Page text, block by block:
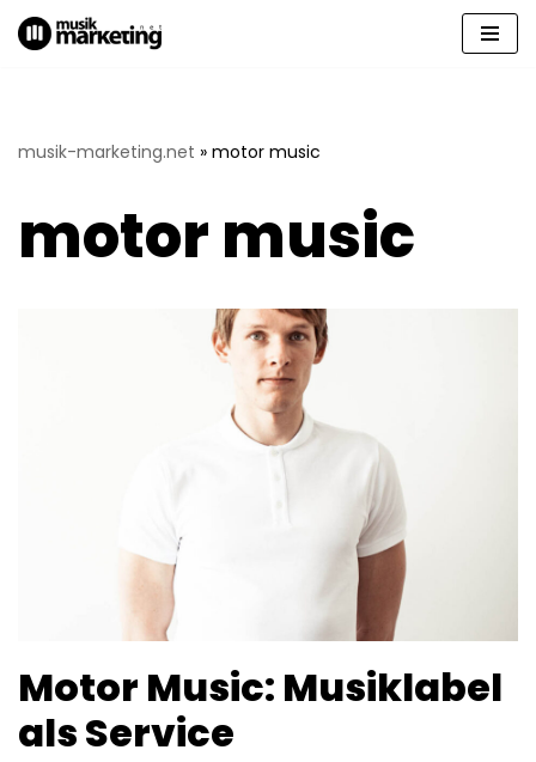
musik-marketing.net » motor music
motor music
Motor Music: Musiklabel
als Service